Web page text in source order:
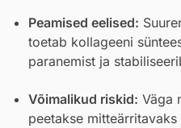
Peamised eelised:
toetab kollageeni
paranemist ja
Võimalikud riskid: Väga
peetakse